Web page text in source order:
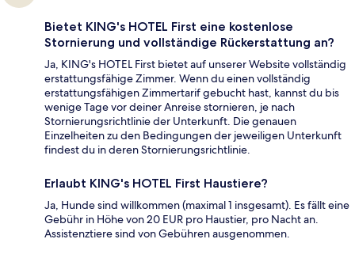
Bietet KING's HOTEL First eine kostenlose
Stornierung und vollständige Rückerstattung an?
Ja, KING's HOTEL First bietet auf unserer Website vollständig
erstattungsfähige Zimmer. Wenn du einen vollständig
erstattungsfähigen Zimmertarif gebucht hast, kannst du bis
wenige Tage vor deiner Anreise stornieren, je nach
Stornierungsrichtlinie der Unterkunft. Die genauen
Einzelheiten zu den Bedingungen der jeweiligen Unterkunft
findest du in deren Stornierungsrichtlinie.
Erlaubt KING's HOTEL First Haustiere?
Ja, Hunde sind willkommen (maximal 1 insgesamt). Es fällt eine
Gebühr in Höhe von 20 EUR pro Haustier, pro Nacht an.
Assistenztiere sind von Gebühren ausgenommen.